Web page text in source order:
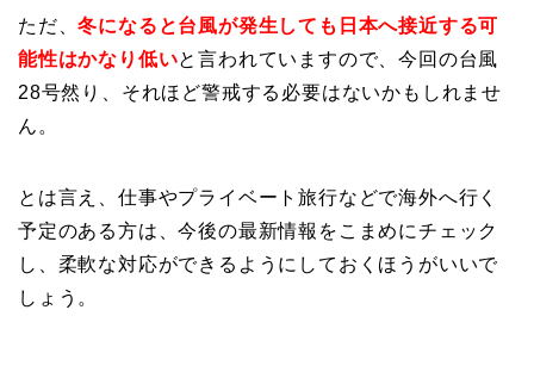
ただ、冬になると台風が発生しても日本へ接近する可
能性はかなり低いと言われていますので、今回の台風
28号然り、それほど警戒する必要はないかもしれませ
ん。
とは言え、仕事やプライベート旅行などで海外へ行く
予定のある方は、今後の最新情報をこまめにチェック
し、柔軟な対応ができるようにしておくほうがいいで
しょう。